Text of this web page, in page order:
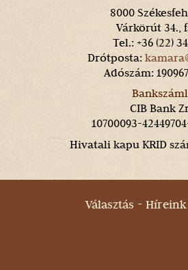
8000
Várkörút 34.,
Tel.: +36 (22)
Drótposta:
Adószám:
CIB Bank
10700093-
Hivatali kapu KRID
Választás Híreink